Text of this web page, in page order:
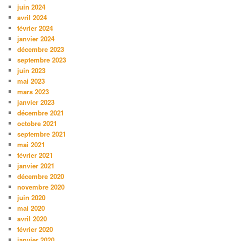
juin 2024
avril 2024
février 2024
janvier 2024
décembre 2023
septembre 2023
juin 2023
mai 2023
mars 2023
janvier 2023
décembre 2021
octobre 2021
septembre 2021
mai 2021
février 2021
janvier 2021
décembre 2020
novembre 2020
juin 2020
mai 2020
avril 2020
février 2020